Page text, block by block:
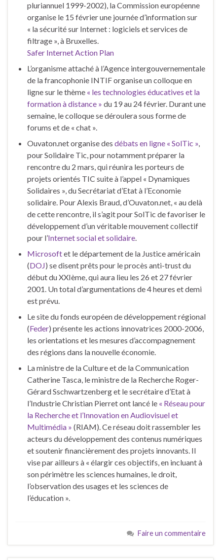
pluriannuel 1999-2002), la Commission européenne
organise le 15 février une journée d’information sur
« la sécurité sur Internet : logiciels et services de
filtrage », à Bruxelles.
Safer Internet Action Plan
L’organisme attaché à l’Agence intergouvernementale
de la francophonie INTIF organise un colloque en
ligne sur le thème « les technologies éducatives et la
formation à distance » du 19 au 24 février. Durant une
semaine, le colloque se déroulera sous forme de
forums et de « chat ».
Ouvaton.net organise des débats en ligne « SolTic »,
pour Solidaire Tic, pour notamment préparer la
rencontre du 2 mars, qui réunira les porteurs de
projets orientés TIC suite à l’appel « Dynamiques
Solidaires », du Secrétariat d’Etat à l’Economie
solidaire. Pour Alexis Braud, d’Ouvaton.net, « au delà
de cette rencontre, il s’agit pour SolTic de favoriser le
développement d’un véritable mouvement collectif
pour l’Internet social et solidaire.
Microsoftet le département de la Justice américain
(DOJ) se disent prêts pour le procès anti-trust du
début du XXIème, qui aura lieu les 26 et 27 février
2001. Un total d’argumentations de 4 heures et demi
est prévu.
Le site du fonds européen de développement régional
(Feder) présente les actions innovatrices 2000-2006,
les orientations et les mesures d’accompagnement
des régions dans la nouvelle économie.
La ministre de la Culture et de la Communication
Catherine Tasca, le ministre de la Recherche Roger-
Gérard Sschwartzenberg et le secrétaire d’Etat à
l’Industrie Christian Pierret ont lancé le « Réseau pour
la Recherche et l’Innovation en Audiovisuel et
Multimédia » (RIAM). Ce réseau doit rassembler les
acteurs du développement des contenus numériques
et soutenir financièrement des projets innovants. Il
vise par ailleurs à « élargir ces objectifs, en incluant à
son périmètre les sciences humaines, le droit,
l’observation des usages et les sciences de
l’éducation ».
Faire un commentaire